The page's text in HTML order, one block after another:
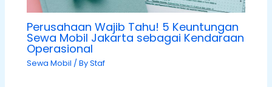
Perusahaan Wajib Tahu! 5 Keuntungan
Sewa Mobil Jakarta sebagai Kendaraan
Operasional
Sewa Mobil / ByStaf